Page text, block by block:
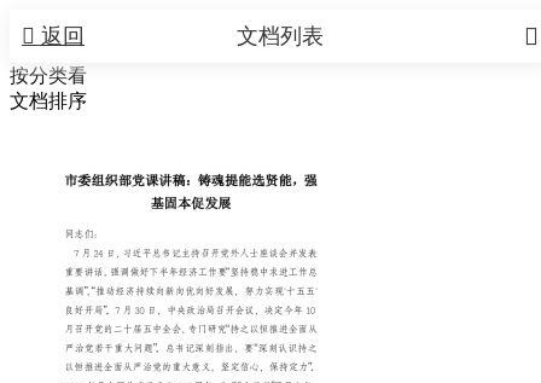
 返回 
文档列表
按分类看
文档排序